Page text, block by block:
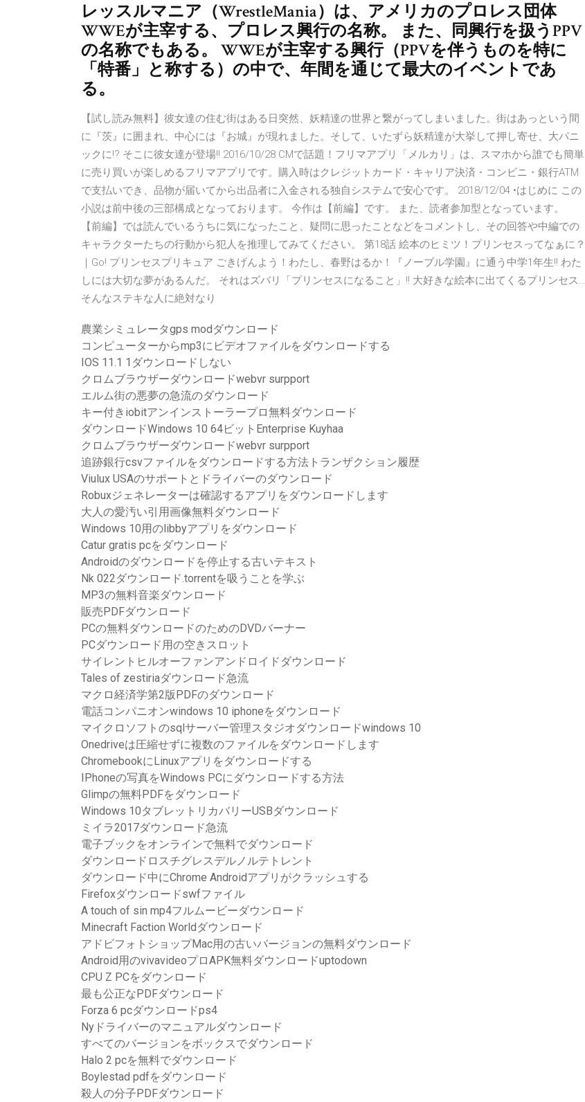
レッスルマニア（WrestleMania）は、アメリカのプロレス団体
WWEが主宰する、プロレス興行の名称。 また、同興行を扱うPPV
の名称でもある。 WWEが主宰する興行（PPVを伴うものを特に
「特番」と称する）の中で、年間を通じて最大のイベントであ
る。
【試し読み無料】彼女達の住む街はある日突然、妖精達の世界と繋がってしまいました。街はあっという間
に『茨』に囲まれ、中心には『お城』が現れました。そして、いたずら妖精達が大挙して押し寄せ、大パニ
ックに!? そこに彼女達が登場!! 2016/10/28 CMで話題！フリマアプリ「メルカリ」は、スマホから誰でも簡単
に売り買いが楽しめるフリマアプリです。購入時はクレジットカード・キャリア決済・コンビニ・銀行ATM
で支払いでき、品物が届いてから出品者に入金される独自システムで安心です。 2018/12/04 •はじめに この
小説は前中後の三部構成となっております。 今作は【前編】です。 また、読者参加型となっています。
【前編】では読んでいるうちに気になったこと、疑問に思ったことなどをコメントし、その回答や中編での
キャラクターたちの行動から犯人を推理してみてください。 第18話 絵本のヒミツ！プリンセスってなぁに？
｜Go! プリンセスプリキュア ごきげんよう！わたし、春野はるか！『ノーブル学園』に通う中学1年生!! わた
しには大切な夢があるんだ。 それはズバリ「プリンセスになること」!! 大好きな絵本に出てくるプリンセス…
そんなステキな人に絶対なり
農業シミュレータgps modダウンロード
コンピューターからmp3にビデオファイルをダウンロードする
IOS 11.1 1ダウンロードしない
クロムブラウザーダウンロードwebvr surpport
エルム街の悪夢の急流のダウンロード
キー付きiobitアンインストーラープロ無料ダウンロード
ダウンロードWindows 10 64ビットEnterprise Kuyhaa
クロムブラウザーダウンロードwebvr surpport
追跡銀行csvファイルをダウンロードする方法トランザクション履歴
Viulux USAのサポートとドライバーのダウンロード
Robuxジェネレーターは確認するアプリをダウンロードします
大人の愛汚い引用画像無料ダウンロード
Windows 10用のlibbyアプリをダウンロード
Catur gratis pcをダウンロード
Androidのダウンロードを停止する古いテキスト
Nk 022ダウンロード.torrentを吸うことを学ぶ
MP3の無料音楽ダウンロード
販売PDFダウンロード
PCの無料ダウンロードのためのDVDバーナー
PCダウンロード用の空きスロット
サイレントヒルオーファンアンドロイドダウンロード
Tales of zestiriaダウンロード急流
マクロ経済学第2版PDFのダウンロード
電話コンパニオンwindows 10 iphoneをダウンロード
マイクロソフトのsqlサーバー管理スタジオダウンロードwindows 10
Onedriveは圧縮せずに複数のファイルをダウンロードします
ChromebookにLinuxアプリをダウンロードする
IPhoneの写真をWindows PCにダウンロードする方法
Glimpの無料PDFをダウンロード
Windows 10タブレットリカバリーUSBダウンロード
ミイラ2017ダウンロード急流
電子ブックをオンラインで無料でダウンロード
ダウンロードロスチグレスデルノルテトレント
ダウンロード中にChrome Androidアプリがクラッシュする
Firefoxダウンロードswfファイル
A touch of sin mp4フルムービーダウンロード
Minecraft Faction Worldダウンロード
アドビフォトショップMac用の古いバージョンの無料ダウンロード
Android用のvivavideoプロAPK無料ダウンロードuptodown
CPU Z PCをダウンロード
最も公正なPDFダウンロード
Forza 6 pcダウンロードps4
Nyドライバーのマニュアルダウンロード
すべてのバージョンをボックスでダウンロード
Halo 2 pcを無料でダウンロード
Boylestad pdfをダウンロード
殺人の分子PDFダウンロード